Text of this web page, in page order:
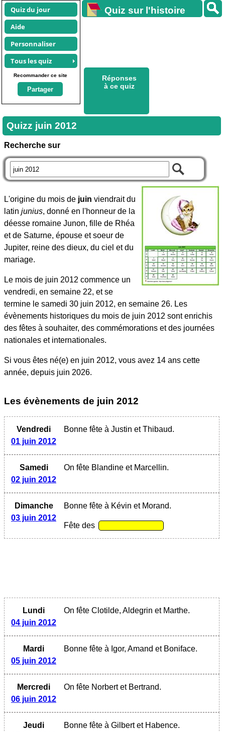
Quiz du jour
Aide
Personnaliser
Tous les quiz
Recommander ce site
Partager
Quiz sur l'histoire
Réponses
à ce quiz
Quizz juin 2012
Recherche sur
L'origine du mois de juin viendrait du
latin junius, donné en l'honneur de la
déesse romaine Junon, fille de Rhéa
et de Saturne, épouse et soeur de
Jupiter, reine des dieux, du ciel et du
mariage.
Le mois de juin 2012 commence un
vendredi, en semaine 22, et se
termine le samedi 30 juin 2012, en semaine 26. Les
évènements historiques du mois de juin 2012 sont enrichis
des fêtes à souhaiter, des commémorations et des journées
nationales et internationales.
Si vous êtes né(e) en juin 2012, vous avez 14 ans cette
année, depuis juin 2026.
Les évènements de juin 2012
Vendredi
01 juin 2012
Bonne fête à Justin et Thibaud.
Samedi
02 juin 2012
On fête Blandine et Marcellin.
Dimanche
03 juin 2012
Bonne fête à Kévin et Morand.
Fête des
Lundi
04 juin 2012
On fête Clotilde, Aldegrin et Marthe.
Mardi
05 juin 2012
Bonne fête à Igor, Amand et Boniface.
Mercredi
06 juin 2012
On fête Norbert et Bertrand.
Jeudi
Bonne fête à Gilbert et Habence.